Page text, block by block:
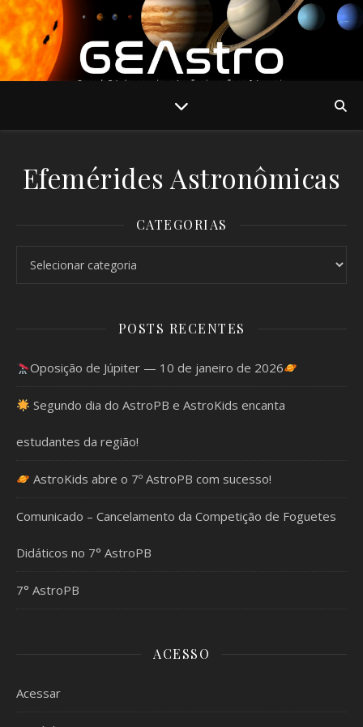
Efemérides Astronômicas
CATEGORIAS
POSTS RECENTES
Oposição de Júpiter — 10 de janeiro de 2026
Segundo dia do AstroPB e AstroKids encanta
estudantes da região!
AstroKids abre o 7º AstroPB com sucesso!
Comunicado – Cancelamento da Competição de Foguetes
Didáticos no 7° AstroPB
7° AstroPB
ACESSO
Acessar